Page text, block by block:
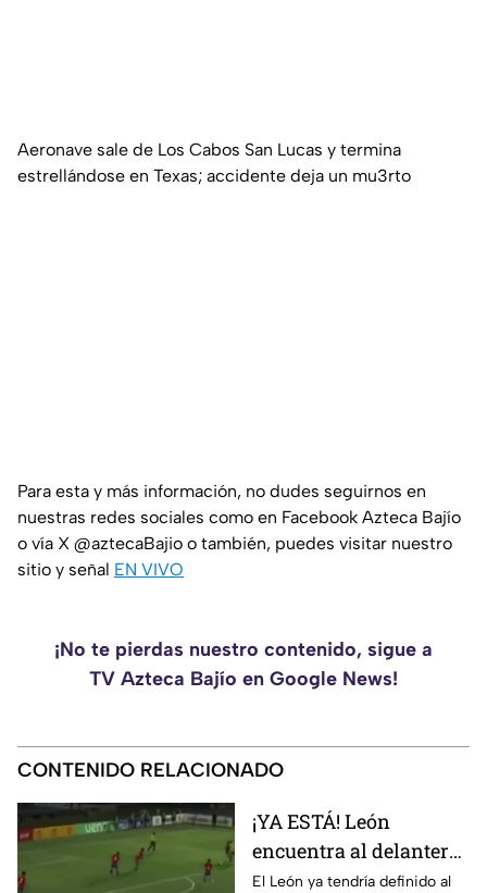
Aeronave sale de Los Cabos San Lucas y termina
estrellándose en Texas; accidente deja un mu3rto
Para esta y más información, no dudes seguirnos en
nuestras redes sociales como en Facebook Azteca Bajío
o vía X @aztecaBajio o también, puedes visitar nuestro
sitio y señal EN VIVO
¡No te pierdas nuestro contenido, sigue a
TV Azteca Bajío en Google News!
CONTENIDO RELACIONADO
¡YA ESTÁ! León
encuentra al delantero
que suplirá a Jordan
El León ya tendría definido al